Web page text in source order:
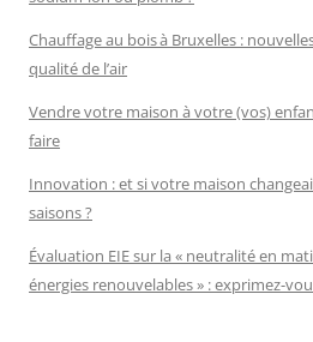
Chauffage au bois à Bruxelles :
qualité de l’air
Vendre votre maison à votre (vos)
faire
Innovation : et si votre maison
saisons ?
Évaluation EIE sur la « neutralité en
énergies renouvelables » : exprimez-